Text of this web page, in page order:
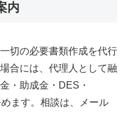
内
切の必要書類作成を代行
合には、代理人として融
・助成金・DES・
ます。相談は、メール